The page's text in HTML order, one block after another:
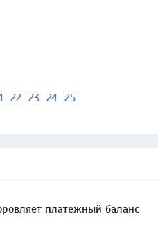
22 23 24 25
платежный баланс